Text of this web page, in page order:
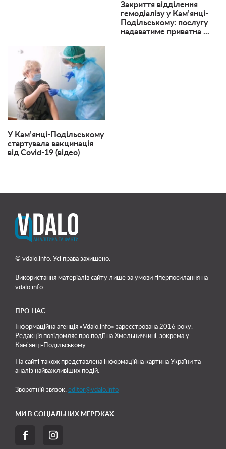
Закриття відділення
гемодіалізу у Кам’янці-
Подільському: послугу
надаватиме приватна ...
У Кам’янці-Подільському
стартувала вакцинація
від Covid-19 (відео)
© vdalo.info. Усі права захищено.
Використання матеріалів сайту лише за умови гіперпосилання на
vdalo.info
ПРО НАС
Інформаційна агенція «Vdalo.info» зареєстрована 2016 року.
Редакція повідомляє про події на Хмельниччині, зокрема у
Кам'янці-Подільському.
На сайті також представлена інформаційна картина України та
аналіз найважливіших подій.
Зворотній звязок: editor@vdalo.info
МИ В СОЦІАЛЬНИХ МЕРЕЖАХ
 